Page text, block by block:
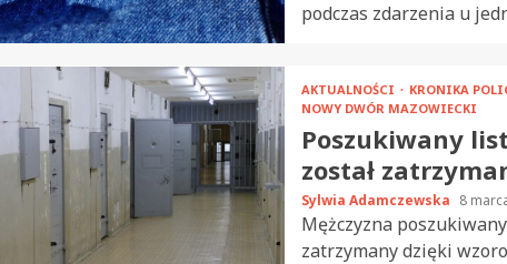
podczas zdarzenia u
AKTUALNOŚCI
KRONIKA
NOWY DWÓR MAZOWIECKI
Poszukiwany
został
Sylwia Adamczewska 8
Mężczyzna
zatrzymany dzięki